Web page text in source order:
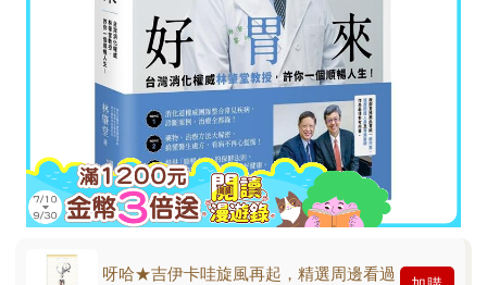
呀哈★吉伊卡哇旋風再起，精選周邊看過